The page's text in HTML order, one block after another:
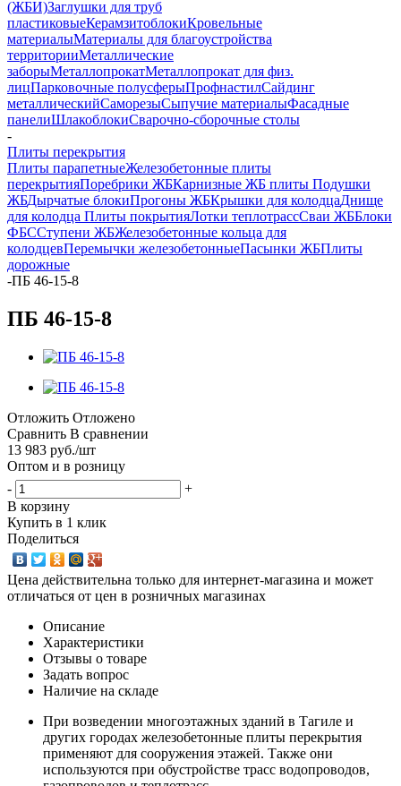
(ЖБИ)Заглушки для труб
пластиковыеКерамзитоблокиКровельные
материалыМатериалы для благоустройства
территорииМеталлические
заборыМеталлопрокатМеталлопрокат для физ.
лицПарковочные полусферыПрофнастилСайдинг
металлическийСаморезыСыпучие материалыФасадные
панелиШлакоблокиСварочно-сборочные столы
-
Плиты перекрытия
Плиты парапетныеЖелезобетонные плиты
перекрытияПоребрики ЖБКарнизные ЖБ плиты Подушки
ЖБДырчатые блокиПрогоны ЖБКрышки для колодцаДнище
для колодца Плиты покрытияЛотки теплотрассСваи ЖББлоки
ФБССтупени ЖБЖелезобетонные кольца для
колодцевПеремычки железобетонныеПасынки ЖБПлиты
дорожные
-ПБ 46-15-8
ПБ 46-15-8
Отложить Отложено
Сравнить В сравнении
13 983 руб./шт
Оптом и в розницу
-
+
В корзину
Купить в 1 клик
Поделиться
Цена действительна только для интернет-магазина и может
отличаться от цен в розничных магазинах
Описание
Характеристики
Отзывы о товаре
Задать вопрос
Наличие на складе
При возведении многоэтажных зданий в Тагиле и
других городах железобетонные плиты перекрытия
применяют для сооружения этажей. Также они
используются при обустройстве трасс водопроводов,